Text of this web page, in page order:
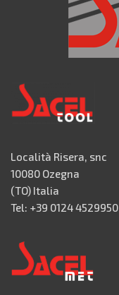
Località Risera, snc
10080 Ozegna
(TO) Italia
Tel: +39 0124 4529950